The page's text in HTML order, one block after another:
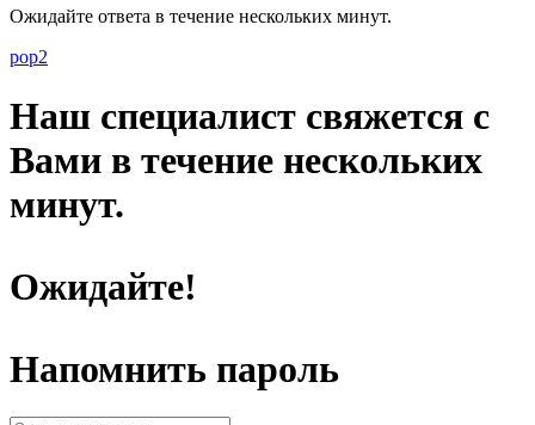
Ожидайте ответа в течение нескольких минут.
pop2
Наш специалист свяжется с
Вами в течение нескольких
минут.
Ожидайте!
Напомнить пароль